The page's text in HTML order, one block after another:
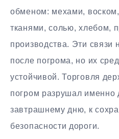
обменом: мехами,
тканями, солью, хлебом,
производства. Эти связи
после погрома, но их
устойчивой. Торговля
погром разрушал именно
завтрашнему дню, к
безопасности дороги.